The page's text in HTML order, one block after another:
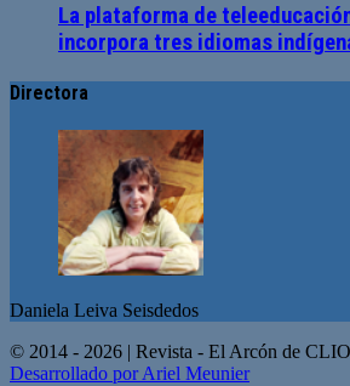
La plataforma de
incorpora tres idiomas
Directora
Daniela Leiva Seisdedos
© 2014 - 2026 | Revista - El Arcón de
Desarrollado por Ariel Meunier